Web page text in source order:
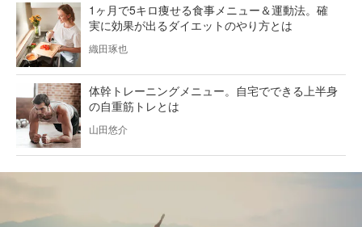
1ヶ月で5キロ痩せる食事メニュー＆運動法。確
実に効果が出るダイエットのやり方とは
織田琢也
体幹トレーニングメニュー。自宅でできる上半身
の自重筋トレとは
山田悠介